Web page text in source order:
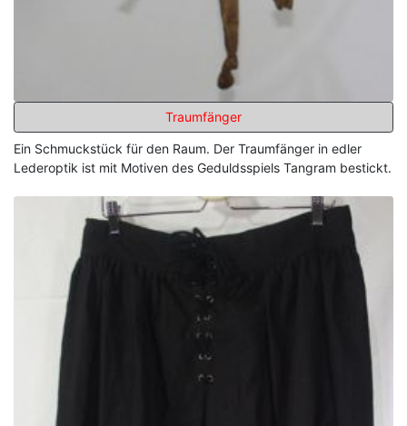
Traumfänger
Ein Schmuckstück für den Raum. Der Traumfänger in edler
Lederoptik ist mit Motiven des Geduldsspiels Tangram bestickt.